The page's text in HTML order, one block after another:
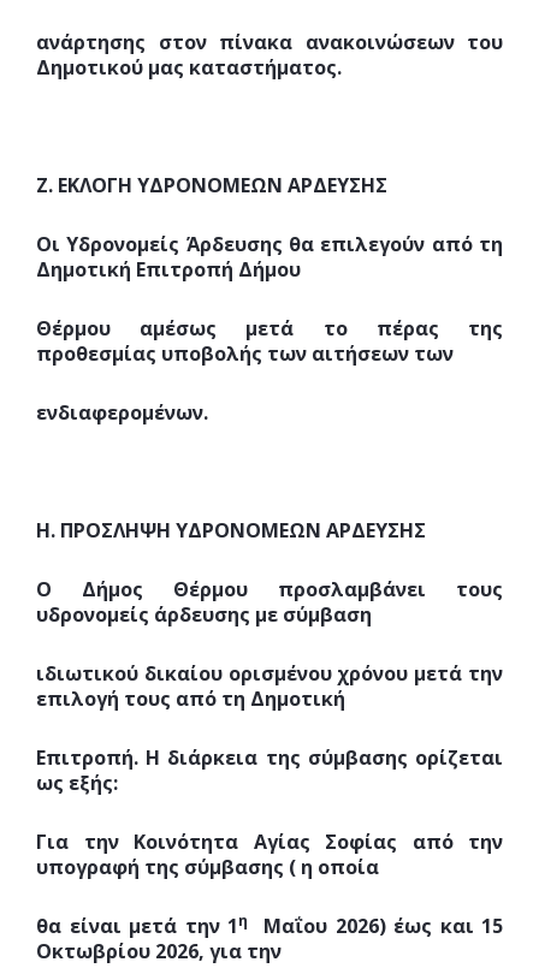
ανάρτησης στον πίνακα ανακοινώσεων του
Δημοτικού μας καταστήματος.
Ζ. ΕΚΛΟΓΗ ΥΔΡΟΝΟΜΕΩΝ ΑΡΔΕΥΣΗΣ
Οι Υδρονομείς Άρδευσης θα επιλεγούν από τη
Δημοτική Επιτροπή Δήμου
Θέρμου αμέσως μετά το πέρας της
προθεσμίας υποβολής των αιτήσεων των
ενδιαφερομένων.
Η. ΠΡΟΣΛΗΨΗ ΥΔΡΟΝΟΜΕΩΝ ΑΡΔΕΥΣΗΣ
Ο Δήμος Θέρμου προσλαμβάνει τους
υδρονομείς άρδευσης με σύμβαση
ιδιωτικού δικαίου ορισμένου χρόνου μετά την
επιλογή τους από τη Δημοτική
Επιτροπή. Η διάρκεια της σύμβασης ορίζεται
ως εξής:
Για την Κοινότητα Αγίας Σοφίας από την
υπογραφή της σύμβασης ( η οποία
θα είναι μετά την 1η
Μαΐου 2026) έως και 15
Οκτωβρίου 2026, για την